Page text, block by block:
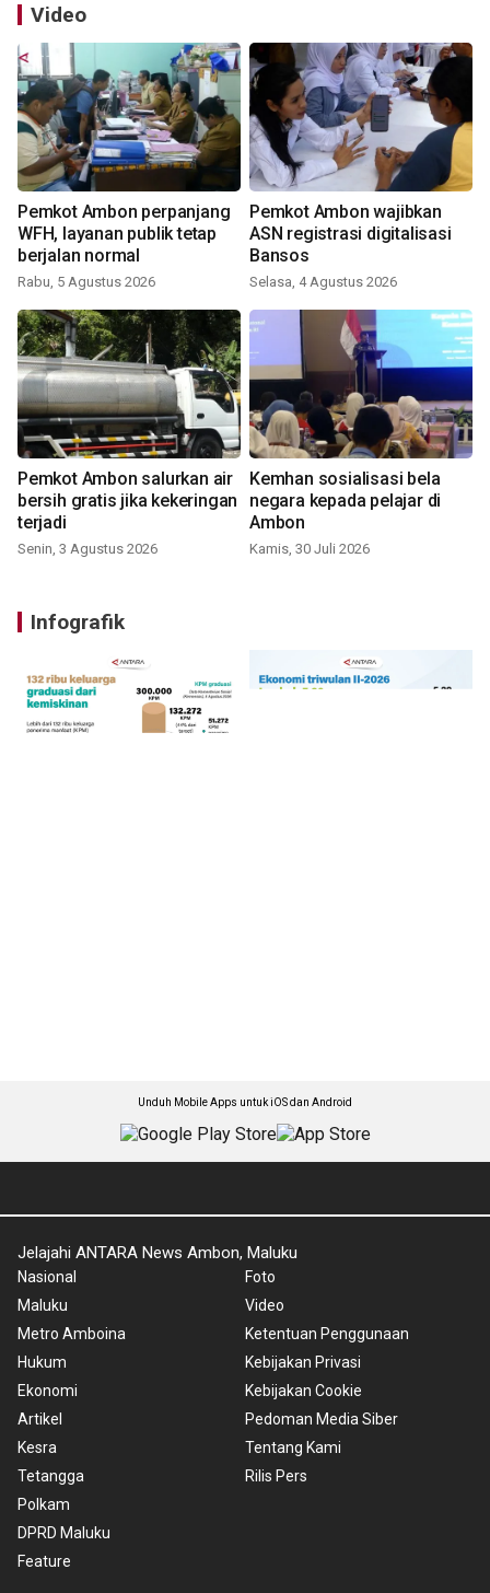
Video
Pemkot Ambon perpanjang
WFH, layanan publik tetap
berjalan normal
Rabu, 5 Agustus 2026
Pemkot Ambon wajibkan
ASN registrasi digitalisasi
Bansos
Selasa, 4 Agustus 2026
Pemkot Ambon salurkan air
bersih gratis jika kekeringan
terjadi
Senin, 3 Agustus 2026
Kemhan sosialisasi bela
negara kepada pelajar di
Ambon
Kamis, 30 Juli 2026
Infografik
Unduh Mobile Apps untuk iOS dan Android
Jelajahi ANTARA News Ambon, Maluku
Nasional
Maluku
Metro Amboina
Hukum
Ekonomi
Artikel
Kesra
Tetangga
Polkam
DPRD Maluku
Feature
Foto
Video
Ketentuan Penggunaan
Kebijakan Privasi
Kebijakan Cookie
Pedoman Media Siber
Tentang Kami
Rilis Pers